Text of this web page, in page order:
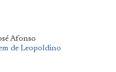
Afonso
de Leopoldino